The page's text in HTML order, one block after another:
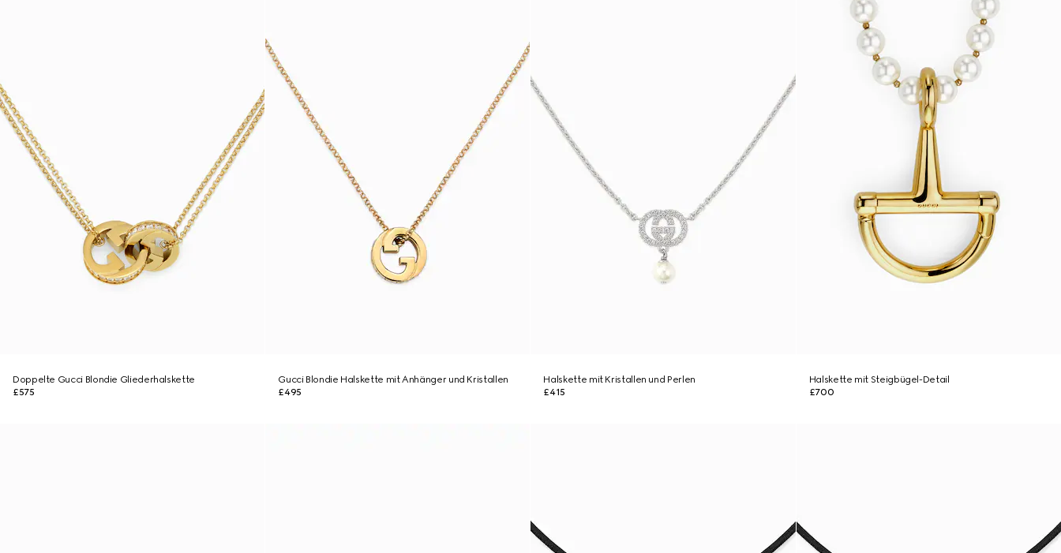
Doppelte Gucci Blondie Gliederhalskette
£575
Gucci Blondie Halskette mit Anhänger und Kristallen
£495
Halskette mit Kristallen und Perlen
£415
Halskette mit Steigbügel-Detail
£700